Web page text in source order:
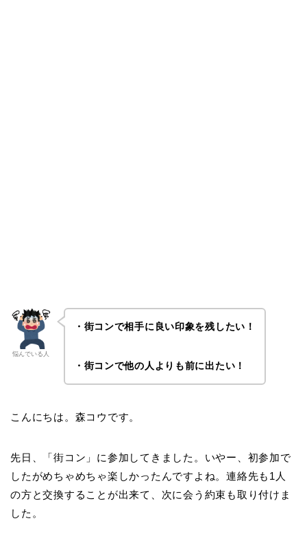
悩んでいる人
・街コンで相手に良い印象を残したい！
・街コンで他の人よりも前に出たい！
こんにちは。森コウです。
先日、「街コン」に参加してきました。いやー、初参加で
したがめちゃめちゃ楽しかったんですよね。連絡先も1人
の方と交換することが出来て、次に会う約束も取り付けま
した。